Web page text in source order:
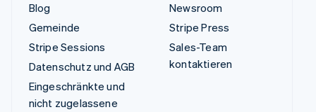
Blog
Gemeinde
Stripe Sessions
Datenschutz und AGB
Eingeschränkte und
nicht zugelassene
Newsroom
Stripe Press
Sales-Team
kontaktieren